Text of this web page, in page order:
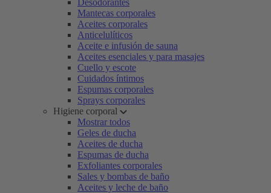
Desodorantes
Mantecas corporales
Aceites corporales
Anticelulíticos
Aceite e infusión de sauna
Aceites esenciales y para masajes
Cuello y escote
Cuidados íntimos
Espumas corporales
Sprays corporales
Higiene corporal
Mostrar todos
Geles de ducha
Aceites de ducha
Espumas de ducha
Exfoliantes corporales
Sales y bombas de baño
Aceites y leche de baño